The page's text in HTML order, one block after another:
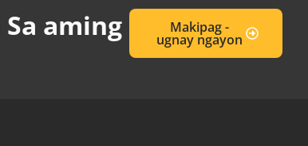
Sa aming
Makipag -
ugnay ngayon